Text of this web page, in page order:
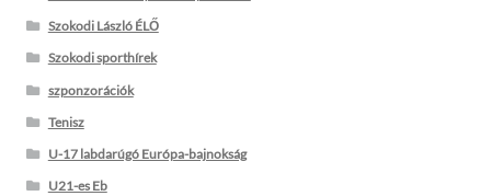
Szokodi László ÉLŐ
Szokodi sporthírek
szponzorációk
Tenisz
U-17 labdarúgó Európa-bajnokság
U21-es Eb